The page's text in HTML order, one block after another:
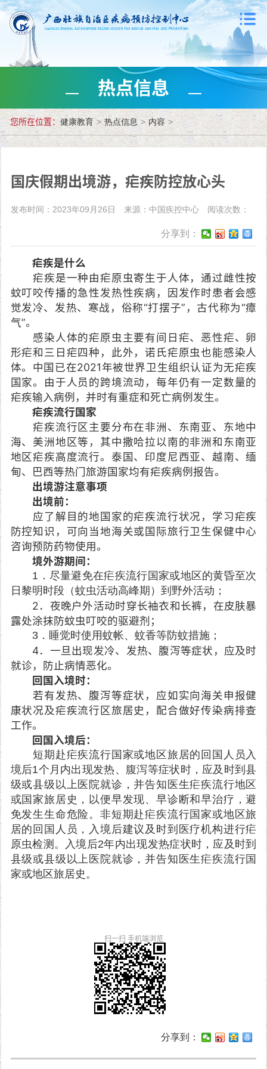
热点信息
您所在位置：健康教育 > 热点信息 > 内容 >
国庆假期出境游，疟疾防控放心头
发布时间：2023年09月26日 来源：中国疾控中心 阅读次数：
分享到：
疟疾是什么
疟疾是一种由疟原虫寄生于人体，通过雌性按
蚊叮咬传播的急性发热性疾病，因发作时患者会感
觉发冷、发热、寒战，俗称“打摆子”，古代称为“瘴
气”。
感染人体的疟原虫主要有间日疟、恶性疟、卵
形疟和三日疟四种，此外，诺氏疟原虫也能感染人
体。中国已在2021年被世界卫生组织认证为无疟疾
国家。由于人员的跨境流动，每年仍有一定数量的
疟疾输入病例，并时有重症和死亡病例发生。
疟疾流行国家
疟疾流行区主要分布在非洲、东南亚、东地中
海、美洲地区等，其中撒哈拉以南的非洲和东南亚
地区疟疾高度流行。泰国、印度尼西亚、越南、缅
甸、巴西等热门旅游国家均有疟疾病例报告。
出境游注意事项
出境前：
应了解目的地国家的疟疾流行状况，学习疟疾
防控知识，可向当地海关或国际旅行卫生保健中心
咨询预防药物使用。
境外游期间：
1．尽量避免在疟疾流行国家或地区的黄昏至次
日黎明时段（蚊虫活动高峰期）到野外活动；
2．夜晚户外活动时穿长袖衣和长裤，在皮肤暴
露处涂抹防蚊虫叮咬的驱避剂；
3．睡觉时使用蚊帐、蚊香等防蚊措施；
4．一旦出现发冷、发热、腹泻等症状，应及时
就诊，防止病情恶化。
回国入境时：
若有发热、腹泻等症状，应如实向海关申报健
康状况及疟疾流行区旅居史，配合做好传染病排查
工作。
回国入境后：
短期赴疟疾流行国家或地区旅居的回国人员入
境后1个月内出现发热、腹泻等症状时，应及时到县
级或县级以上医院就诊，并告知医生疟疾流行地区
或国家旅居史，以便早发现、早诊断和早治疗，避
免发生生命危险。非短期赴疟疾流行国家或地区旅
居的回国人员，入境后建议及时到医疗机构进行疟
原虫检测。入境后2年内出现发热症状时，应及时到
县级或县级以上医院就诊，并告知医生疟疾流行国
家或地区旅居史。
扫一扫 手机端浏览
分享到：